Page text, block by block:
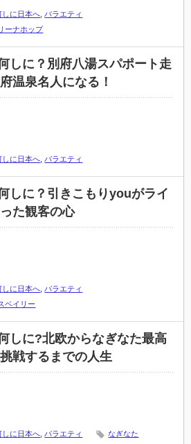
しに日本へ バラエティ
ーナホップ
しに？別府八湯スパポート走
温泉名人になる！
しに日本へ バラエティ
しに？引きこもりyouがライ
た観客の心
しに日本へ バラエティ
ベイリー
しに?北欧からなぎなた最高
戦するまでの人生
しに日本へ バラエティ なぎなた